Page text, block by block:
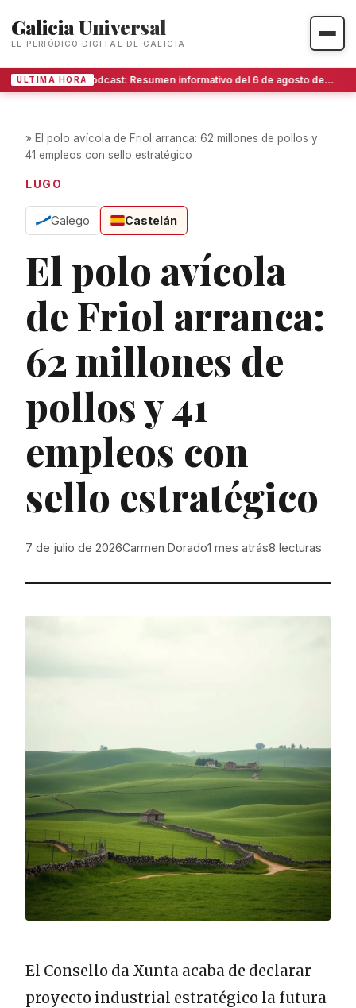
Galicia Universal
EL PERIÓDICO DIGITAL DE GALICIA
ÚLTIMA HORA Podcast: Resumen informativo del 6 de agosto de 2026
» El polo avícola de Friol arranca: 62 millones de pollos y
41 empleos con sello estratégico
LUGO
Galego Castelán
El polo avícola
de Friol arranca:
62 millones de
pollos y 41
empleos con
sello estratégico
7 de julio de 2026Carmen Dorado1 mes atrás8 lecturas
El Consello da Xunta acaba de declarar
proyecto industrial estratégico la futura